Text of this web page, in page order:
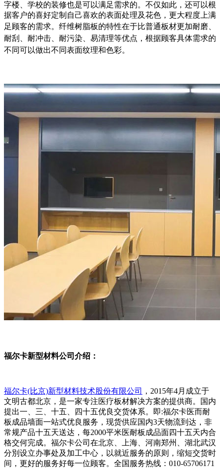
字楼、学校的装修也是可以满足需求的。不仅如此，还可以根
据客户的喜好定制自己喜欢的表面处理及花色，更大程度上满
足顾客的需求。 纤维树脂板的特性在于比普通板材更加耐磨、
耐刮、耐冲击、耐污染、易清理等优点，根据顾客具体需求的
不同可以做出不同表面纹理和色彩。
福尔卡新型材料公司介绍：
福尔卡(比京)新型材料技术股份有限公司
，2015年4月成立于
文明古都北京，是一家专注医疗板材解决方案的提供商。国内
提出一、三、十五、四十五优良交货体系。即:福尔卡医而耐
板成品墙面一站式优良服务，现货供应国内3天物流到达，非
常规产品十五天送达，每2000平米医耐板成品面四十五天内合
格交何完成。福尔卡公司在北京、上海、河南郑州、湖北武汉
分別设立办事处及加工中心，以就近服务的原则，缩短交货时
间，更好的服务好每一位顾客。全国服务热线：010-65706171